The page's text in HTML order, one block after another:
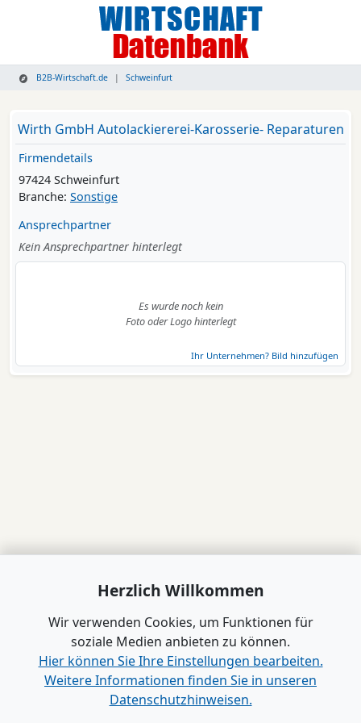
B2B-Wirtschaft.de Schweinfurt
Wirth GmbH Autolackiererei-Karosserie- Reparaturen
Firmendetails
97424 Schweinfurt
Branche: Sonstige
Ansprechpartner
Kein Ansprechpartner hinterlegt
Es wurde noch kein
Foto oder Logo hinterlegt
Ihr Unternehmen? Bild hinzufügen
Herzlich Willkommen
Wir verwenden Cookies, um Funktionen für
soziale Medien anbieten zu können.
Hier können Sie Ihre Einstellungen bearbeiten.
Weitere Informationen finden Sie in unseren
Datenschutzhinweisen.